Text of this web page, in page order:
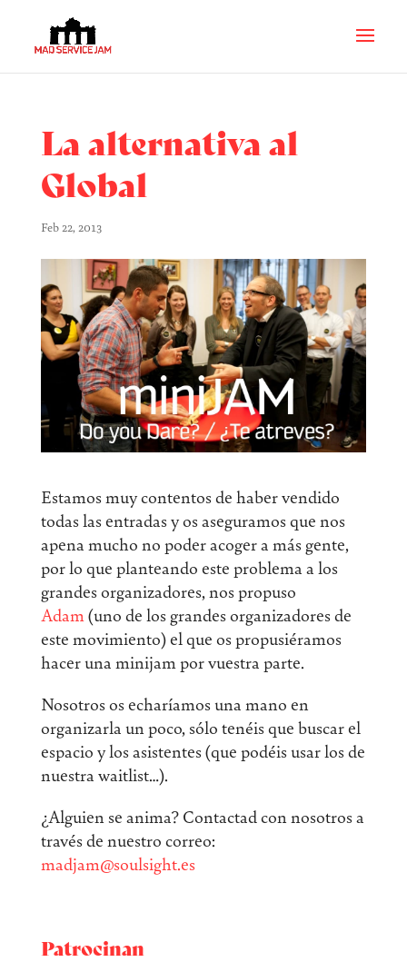
La alternativa al
Global
Feb 22, 2013
Estamos muy contentos de haber vendido
todas las entradas y os aseguramos que nos
apena mucho no poder acoger a más gente,
por lo que planteando este problema a los
grandes organizadores, nos propuso
Adam (uno de los grandes organizadores de
este movimiento) el que os propusiéramos
hacer una minijam por vuestra parte.
Nosotros os echaríamos una mano en
organizarla un poco, sólo tenéis que buscar el
espacio y los asistentes (que podéis usar los de
nuestra waitlist…).
¿Alguien se anima? Contactad con nosotros a
través de nuestro correo:
madjam@soulsight.es
Patrocinan